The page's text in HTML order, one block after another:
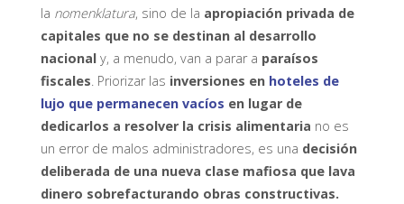
la nomenklatura, sino de la apropiación privada de
capitales que no se destinan al desarrollo
nacionaly, a menudo, van a parar a paraísos
fiscales. Priorizar las inversiones en hoteles de
lujo que permanecen vacíos en lugar de
dedicarlos a resolver la crisis alimentaria no es
un error de malos administradores, es una decisión
deliberada de una nueva clase mafiosa que lava
dinero sobrefacturando obras constructivas.